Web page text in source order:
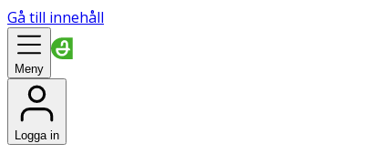
Gå till innehåll
Meny
Logga in